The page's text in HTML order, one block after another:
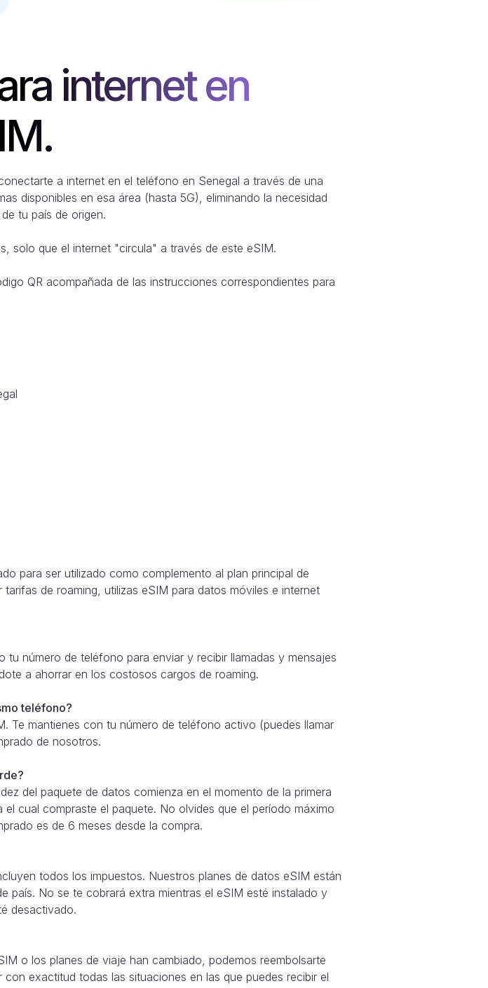
internet en
a internet en el teléfono en Senegal a través de una
disponibles en esa área (hasta 5G), eliminando la necesidad
tu país de origen.
solo que el internet "circula" a través de este eSIM.
QR acompañada de las instrucciones correspondientes para
para ser utilizado como complemento al plan principal de
de roaming, utilizas eSIM para datos móviles e internet
número de teléfono para enviar y recibir llamadas y mensajes
a ahorrar en los costosos cargos de roaming.
teléfono?
Te mantienes con tu número de teléfono activo (puedes llamar
de nosotros.
del paquete de datos comienza en el momento de la primera
cual compraste el paquete. No olvides que el período máximo
es de 6 meses desde la compra.
todos los impuestos. Nuestros planes de datos eSIM están
país. No se te cobrará extra mientras el eSIM esté instalado y
desactivado.
o los planes de viaje han cambiado, podemos reembolsarte
exactitud todas las situaciones en las que puedes recibir el